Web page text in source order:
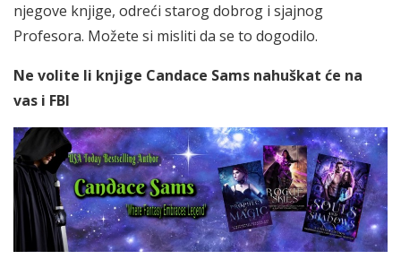
njegove knjige, odreći starog dobrog i sjajnog
Profesora. Možete si misliti da se to dogodilo.
Ne volite li knjige Candace Sams nahuškat će na
vas i FBI